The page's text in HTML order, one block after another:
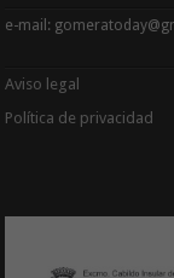
e-mail:
Aviso legal
Política de privacidad